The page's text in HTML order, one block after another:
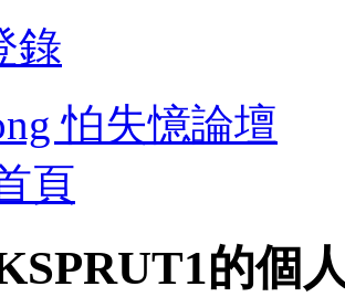
錄
怕失憶論壇
頁
的個